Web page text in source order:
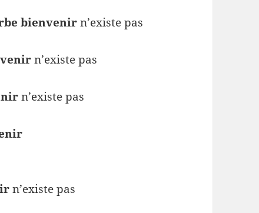
bienvenirn’existe pas
n’existe pas
n’existe pas
n’existe pas